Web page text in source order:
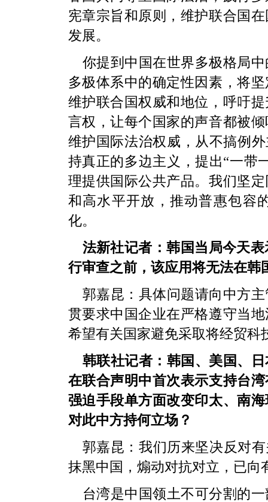
宪章宗旨和原则，维护联合国
发展。
你提到中国在世界多极格局
多极体系中的确定性因素，将
维护联合国权威和地位，呼吁
言权，让每个国家的声音都被
维护国际法治权威，从不搞例
持真正的多边主义，提出“一带
理提供国际公共产品。我们坚
和高水平开放，推动普惠包容
化。
法新社记者：韩国当局今天
行审查之前，该应用将无法在韩
郭嘉昆：具体问题请向中方
贯要求中国企业在严格遵守当
希望有关国家避免采取将经贸
韩联社记者：韩国、美国、
在联合声明中首次表示支持台
强迫手段单方面改变印太、南
对此中方持何立场？
郭嘉昆：我们历来坚决反对
抹黑中国，煽动对抗对立，已向
台湾是中国领土不可分割的